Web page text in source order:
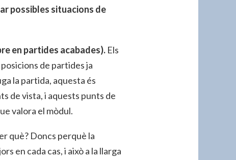
possibles situacions de
en partides acabades). Els
de partides ja
la partida, aquesta és
de vista, i aquests punts de
valora el mòdul.
què? Doncs perquè la
en cada cas, i això a la llarga